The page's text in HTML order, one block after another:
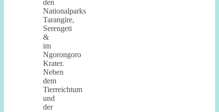
den
Nationalparks
Tarangire,
Serengeti
&
im
Ngorongoro
Krater.
Neben
dem
Tierreichtum
und
der